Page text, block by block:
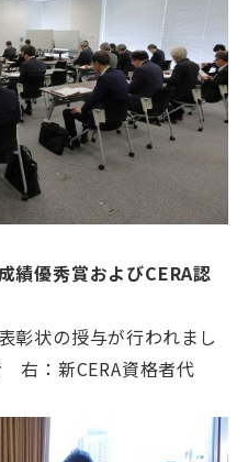
績優秀賞およびCERA認
彰状の授与が行われまし
右：新CERA資格者代